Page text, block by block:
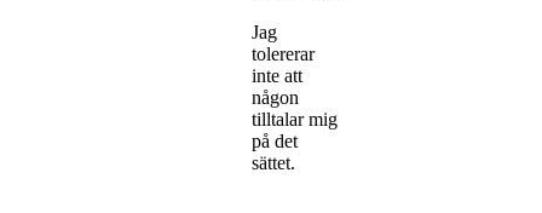
Jag
tolererar
inte att
någon
tilltalar mig
på det
sättet.